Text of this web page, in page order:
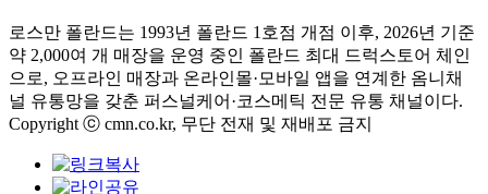
로스만 폴란드는 1993년 폴란드 1호점 개점 이후, 2026년 기준
약 2,000여 개 매장을 운영 중인 폴란드 최대 드럭스토어 체인
으로, 오프라인 매장과 온라인몰·모바일 앱을 연계한 옴니채
널 유통망을 갖춘 퍼스널케어·코스메틱 전문 유통 채널이다.
Copyright ⓒ cmn.co.kr, 무단 전재 및 재배포 금지